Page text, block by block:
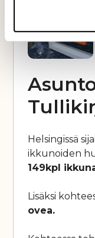
Helsingissä
ikkunoiden
149kpl
Lisäksi
ovea.